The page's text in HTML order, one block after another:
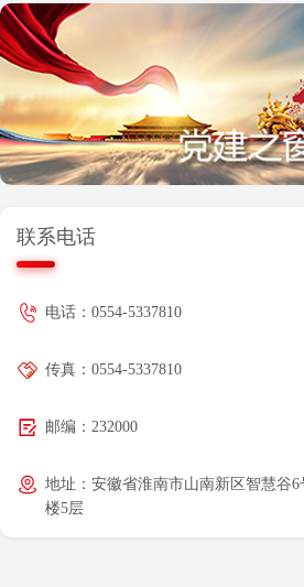
联系电话
电话：0554-5337810
传真：0554-5337810
邮编：232000
地址：安徽省淮南市山南新区智慧谷6
楼5层